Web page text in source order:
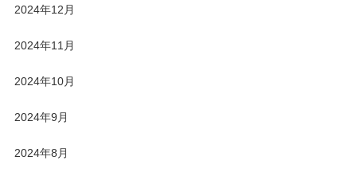
2024年12月
2024年11月
2024年10月
2024年9月
2024年8月